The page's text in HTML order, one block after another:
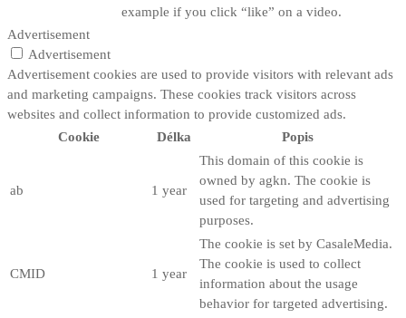
example if you click “like” on a video.
Advertisement
Advertisement
Advertisement cookies are used to provide visitors with relevant ads
and marketing campaigns. These cookies track visitors across
websites and collect information to provide customized ads.
Cookie
Délka Popis
ab 1 year
This domain of this cookie is
owned by agkn. The cookie is
used for targeting and advertising
purposes.
CMID 1 year
The cookie is set by CasaleMedia.
The cookie is used to collect
information about the usage
behavior for targeted advertising.